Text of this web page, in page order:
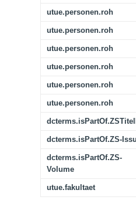
utue.personen.roh
utue.personen.roh
utue.personen.roh
utue.personen.roh
utue.personen.roh
utue.personen.roh
dcterms.isPartOf.ZS-
dcterms.isPartOf.ZS-
Volume
utue.fakultaet